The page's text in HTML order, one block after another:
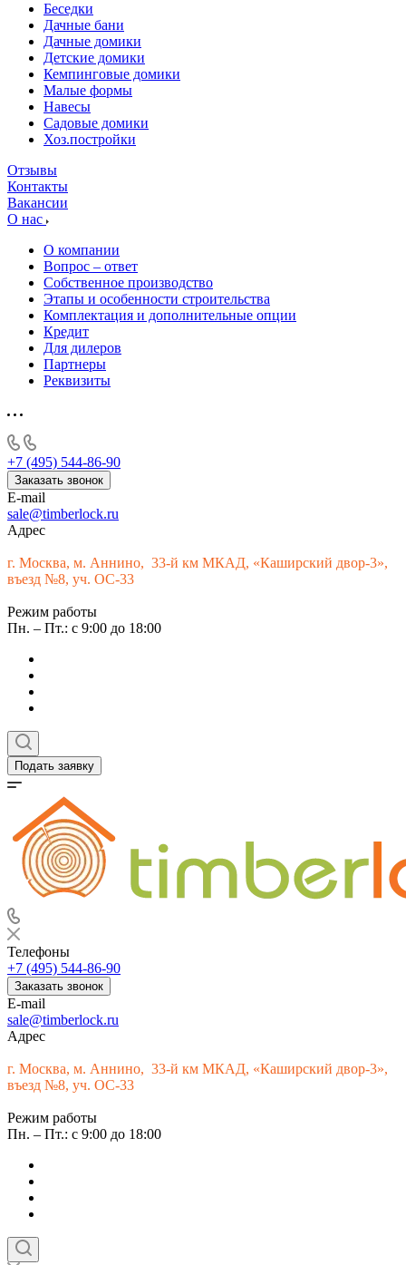
Беседки
Дачные бани
Дачные домики
Детские домики
Кемпинговые домики
Малые формы
Навесы
Садовые домики
Хоз.постройки
Отзывы
Контакты
Вакансии
О нас
О компании
Вопрос – ответ
Собственное производство
Этапы и особенности строительства
Комплектация и дополнительные опции
Кредит
Для дилеров
Партнеры
Реквизиты
+7 (495) 544-86-90
Заказать звонок
E-mail
sale@timberlock.ru
Адрес
г. Москва, м. Аннино, 33-й км МКАД, «Каширский двор-3»,
въезд №8, уч. ОС-33
Режим работы
Пн. – Пт.: с 9:00 до 18:00
Подать заявку
Телефоны
+7 (495) 544-86-90
Заказать звонок
E-mail
sale@timberlock.ru
Адрес
г. Москва, м. Аннино, 33-й км МКАД, «Каширский двор-3»,
въезд №8, уч. ОС-33
Режим работы
Пн. – Пт.: с 9:00 до 18:00